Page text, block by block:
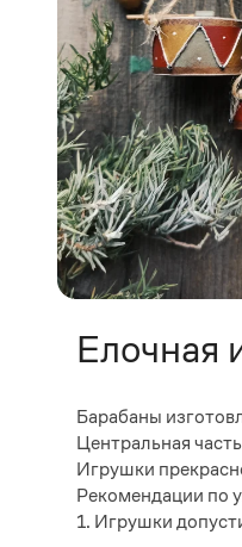
Елочная
Барабаны
Центральная
Игрушки
Рекомендации по
1. Игрушки